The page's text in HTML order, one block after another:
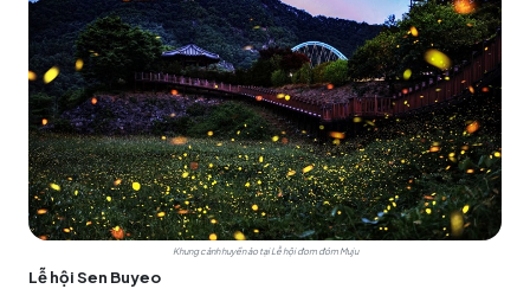
Khung cảnh huyền ảo tại Lễ hội đom đóm Muju
Lễ hội Sen Buyeo